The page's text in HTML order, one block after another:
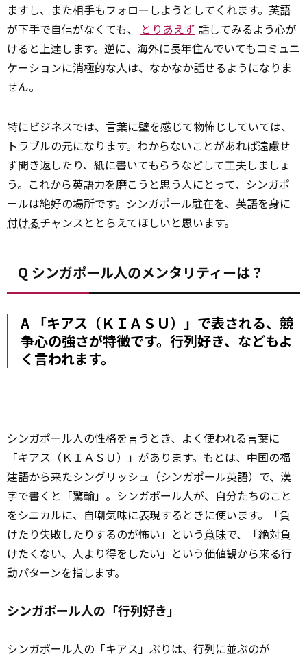
ますし、また相手もフォローしようとしてくれます。英語
が下手で自信がなくても、
とりあえず 話してみるよう心が
けると上達します。逆に、海外に長年住んでいてもコミュニ
ケーションに消極的な人は、なかなか話せるようになりま
せん。
特にビジネスでは、言葉に壁を感じて物怖じしていては、
トラブルの元になります。わからないことがあれば遠慮せ
ず聞き返したり、紙に書いてもらうなどして工夫しましょ
う。これから英語力を磨こうと思う人にとって、シンガポ
ールは絶好の場所です。シンガポール駐在を、英語を身に
付けるチャンスととらえてほしいと思います。
Q シンガポール人のメンタリティーは？
A 「キアス（ＫＩＡＳＵ）」で表される、競
争心の強さが特徴です。行列好き、などもよ
く言われます。
シンガポール人の性格を言うとき、よく使われる言葉に
「キアス（ＫＩＡＳＵ）」があります。もとは、中国の福
建語から来たシングリッシュ（シンガポール英語）で、漢
字で書くと「驚輸」。シンガポール人が、自分たちのこと
をシニカルに、自嘲気味に表現するときに使います。「負
けたり失敗したりするのが怖い」という意味で、「絶対負
けたくない、人より得をしたい」という価値観から来る行
動パターンを指します。
シンガポール人の「行列好き」
シンガポール人の「キアス」ぶりは、行列に並ぶのが